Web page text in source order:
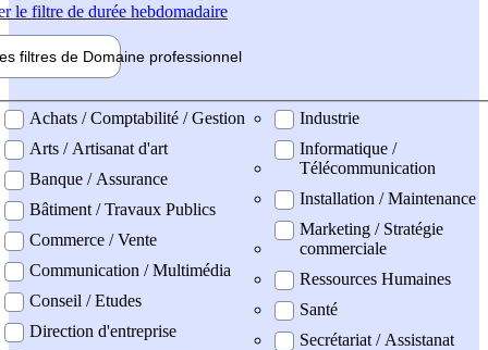
le filtre de durée hebdomadaire
filtres de Domaine professionnel
professionel
Achats / Comptabilité / Gestion
Arts / Artisanat d'art
Banque / Assurance
Bâtiment / Travaux Publics
Commerce / Vente
Communication / Multimédia
Conseil / Etudes
Direction d'entreprise
Industrie
Informatique /
Télécommunication
Installation / Maintenance
Marketing / Stratégie
commerciale
Ressources Humaines
Santé
Secrétariat / Assistanat